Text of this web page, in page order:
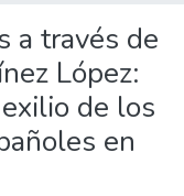
a través de
López:
de los
en